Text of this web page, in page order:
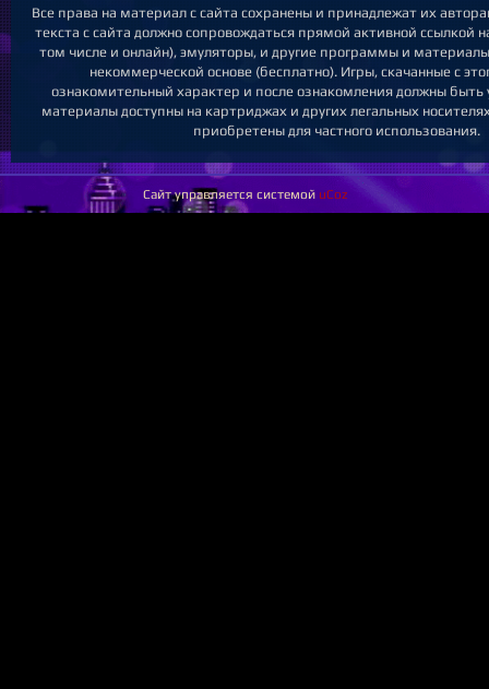
Все права на материал с сайта сохранены и принадлежат их
текста с сайта должно сопровождаться прямой активной ссылкой
том числе и онлайн), эмуляторы, и другие программы и
некоммерческой основе (бесплатно). Игры, скачанные с
ознакомительный характер и после ознакомления должны быть
материалы доступны на картриджах и других легальных
приобретены для частного использования.
Сайт управляется системой uCoz